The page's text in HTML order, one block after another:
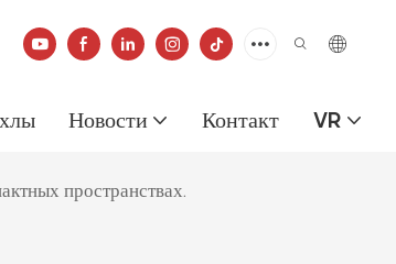
Новости Контакт VR
пространствах.